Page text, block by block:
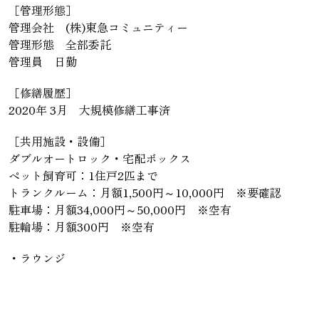
［管理形態］
管理会社 (株)東急コミュニティー
管理形態 全部委託
管理員 日勤
［修繕履歴］
2020年 3月 大規模修繕工事済
［共用施設・設備］
ダブルオートロック・宅配ボックス
ペット飼育可：1住戸2匹まで
トランクルーム：月額1,500円～10,000円 ※要確認
駐車場：月額34,000円～50,000円 ※空有
駐輪場：月額300円 ※空有
・ラウンジ